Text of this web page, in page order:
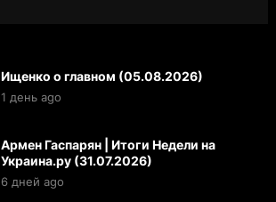
Ищенко о главном (05.08.2026)
1 день ago
Армен Гаспарян | Итоги Недели на
Украина.ру (31.07.2026)
6 дней ago